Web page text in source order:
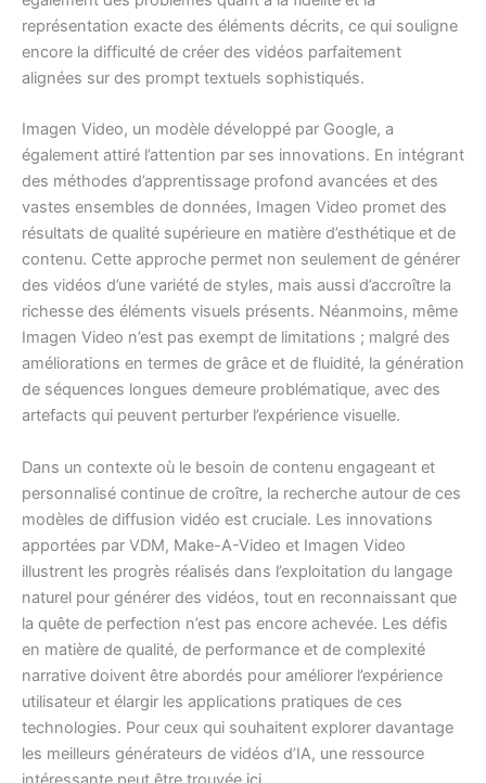
représentation exacte des éléments décrits, ce qui souligne
encore la difficulté de créer des vidéos parfaitement
alignées sur des prompt textuels sophistiqués.
Imagen Video, un modèle développé par Google, a
également attiré l’attention par ses innovations. En intégrant
des méthodes d’apprentissage profond avancées et des
vastes ensembles de données, Imagen Video promet des
résultats de qualité supérieure en matière d’esthétique et de
contenu. Cette approche permet non seulement de générer
des vidéos d’une variété de styles, mais aussi d’accroître la
richesse des éléments visuels présents. Néanmoins, même
Imagen Video n’est pas exempt de limitations ; malgré des
améliorations en termes de grâce et de fluidité, la génération
de séquences longues demeure problématique, avec des
artefacts qui peuvent perturber l’expérience visuelle.
Dans un contexte où le besoin de contenu engageant et
personnalisé continue de croître, la recherche autour de ces
modèles de diffusion vidéo est cruciale. Les innovations
apportées par VDM, Make-A-Video et Imagen Video
illustrent les progrès réalisés dans l’exploitation du langage
naturel pour générer des vidéos, tout en reconnaissant que
la quête de perfection n’est pas encore achevée. Les défis
en matière de qualité, de performance et de complexité
narrative doivent être abordés pour améliorer l’expérience
utilisateur et élargir les applications pratiques de ces
technologies. Pour ceux qui souhaitent explorer davantage
les meilleurs générateurs de vidéos d’IA, une ressource